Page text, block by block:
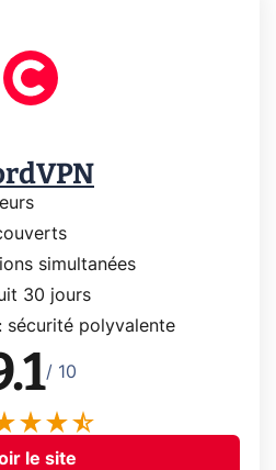
simultanées
30 jours
sécurité polyvalente
/ 10
le site